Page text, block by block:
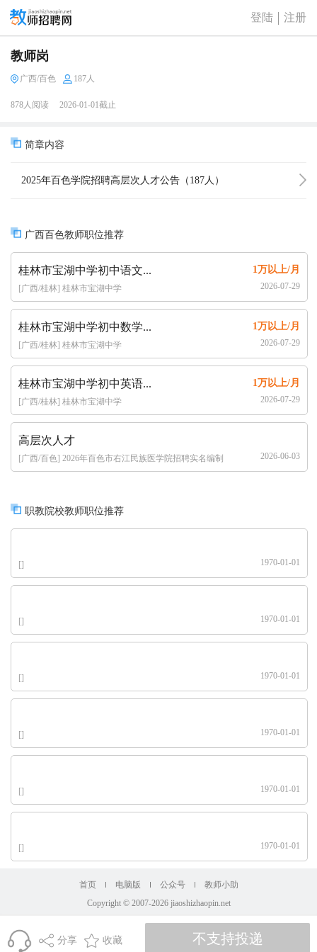
登陆 注册
教师岗
广西/百色 187人
878人阅读 2026-01-01截止
简章内容
2025年百色学院招聘高层次人才公告（187人）
广西百色教师职位推荐
桂林市宝湖中学初中语文... 1万以上/月
[广西/桂林] 桂林市宝湖中学 2026-07-29
桂林市宝湖中学初中数学... 1万以上/月
[广西/桂林] 桂林市宝湖中学 2026-07-29
桂林市宝湖中学初中英语... 1万以上/月
[广西/桂林] 桂林市宝湖中学 2026-07-29
高层次人才
[广西/百色] 2026年百色市右江民族医学院招聘实名编制
高层次人才公告（62人）
2026-06-03
职教院校教师职位推荐
[] 1970-01-01
[] 1970-01-01
[] 1970-01-01
[] 1970-01-01
[] 1970-01-01
[] 1970-01-01
首页 电脑版 公众号
教师小助
Copyright © 2007-2026 jiaoshizhaopin.net
分享 收藏